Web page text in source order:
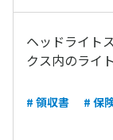
ヘッドライト
クス内のライ
# 領収書 # 保